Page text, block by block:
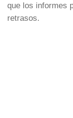
que los informes
retrasos.